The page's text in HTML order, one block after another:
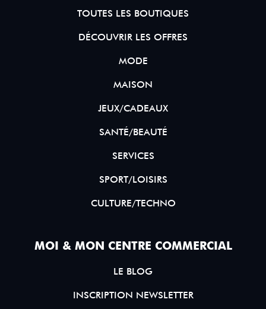
TOUTES LES BOUTIQUES
DÉCOUVRIR LES OFFRES
MODE
MAISON
JEUX/CADEAUX
SANTÉ/BEAUTÉ
SERVICES
SPORT/LOISIRS
CULTURE/TECHNO
MOI & MON CENTRE COMMERCIAL
LE BLOG
INSCRIPTION NEWSLETTER